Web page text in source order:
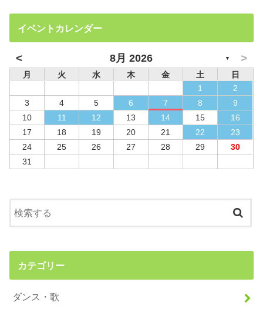
イベントカレンダー
< 8月 2026 ▼ >
月 火 水 木 金 土
日
1
2
3
4 5 6 7 8
9
10
11 12 13 14 15
16
17
18 19 20 21 22
23
24
25 26 27 28 29
30
31
カテゴリー
ダンス・歌